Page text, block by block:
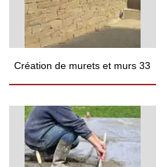
Création de murets et murs 33